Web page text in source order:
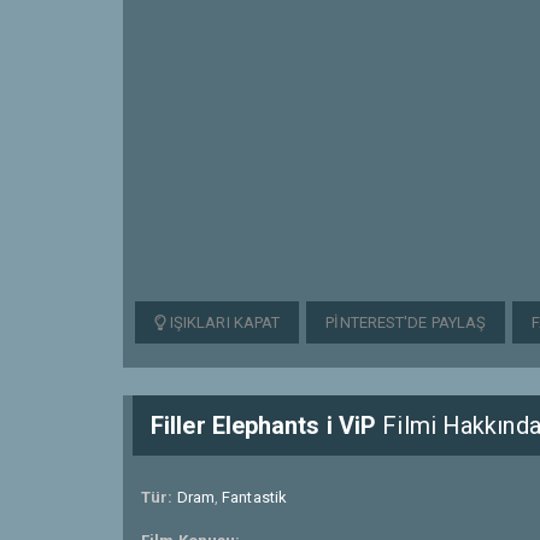
IŞIKLARI KAPAT PINTEREST'DE PAYLAŞ
Filler Elephants i ViP Filmi Hakkında
Tür: Dram,Fantastik